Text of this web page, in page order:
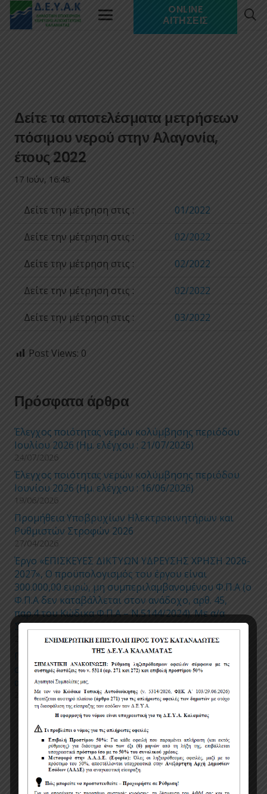
ONLINE
ΑΙΤΉΣΕΙΣ
Δείτε τα αποτελέσματα μετρήσεων
πόσιμου νερού στην Αλαγονία,
έτους 2022
17 Ιούν, 16:46
Δείτε την μέτρηση στις : 01/2022
Δείτε την μέτρηση στις : 02/2022
Δείτε την μέτρηση στις : 02/2022
Δείτε την μέτρηση στις : 02/2022
Δείτε την μέτρηση στις : 03/2022
Post Views: 0
Πρόσφατα άρθρα
Έλεγχος ποιότητας νερών κολύμβησης περιόδου
Ιουλίου 2026 (Ημ. ελέγχου : 21/07/2026)
24/07/2026
Έλεγχος ποιότητας νερών κολύμβησης περιόδου
Ιουνίου 2026 (Ημ. ελέγχου : 16/06/2026)
19/06/2026
Προμήθεια Υποβρυχίων Ηλεκτροκινητήρων και
Ρυθμιστών Στροφών 2026
27/04/2026
Έργο «ΕΠΙΣΚΕΥΕΣ ΔΙΚΤΥΩΝ ΥΔΡΕΥΣΗΣ ΧΡΗΣΗ 2026-
2027», Ο προϋπολογισμός του έργου είναι
300.000,00 ευρώ, μη συμπεριλαμβανομένου Φ.Π.Α (ο
Φ.Π.Α δεν καταβάλλεται στον ανάδοχο, αρθ. 45,
παρ.4 του Κώδικα Φ.Π.Α – Ν.5144/2024). Με α/α
Συστήματος Ε.Σ.Η.ΔΗ.Σ.: 220305.
27/04/2026
Προσωρινές ρυθμίσεις κυκλοφορίας και
στάθμευσης για την εκτέλεση εργασιών
αντικατάστασης τμημάτων δικτύου ύδρευσης
24/04/2026